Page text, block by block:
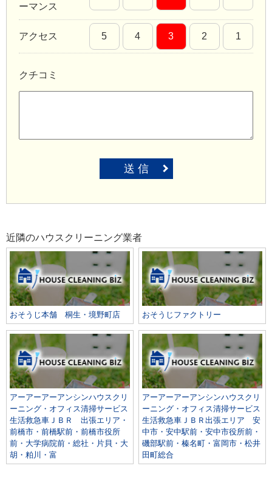
ーマンス
アクセス 5 4 3 2 1
クチコミ
送 信
近隣のハウスクリーニング業者
おそうじ本舗 桐生・境野町店 おそうじファクトリー
アーアーアーアンシンハウスクリ
ーニング・オフィス清掃サービス
生活救急車ＪＢＲ 出張エリア・
前橋市・前橋駅前・前橋市役所
前・大学病院前・総社・片貝・大
胡・粕川・富
アーアーアーアンシンハウスクリ
ーニング・オフィス清掃サービス
生活救急車ＪＢＲ出張エリア 安
中市・安中駅前・安中市役所前・
磯部駅前・榛名町・富岡市・松井
田町総合